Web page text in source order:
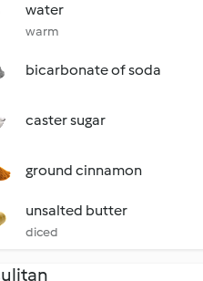
water
warm
bicarbonate of soda
caster sugar
ground cinnamon
unsalted butter
diced